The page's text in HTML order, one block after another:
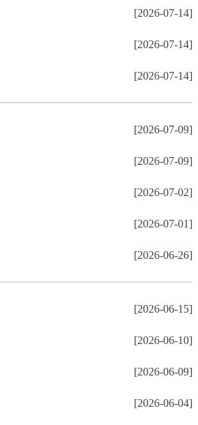
[2026-07-14]
[2026-07-14]
[2026-07-14]
[2026-07-09]
[2026-07-09]
[2026-07-02]
[2026-07-01]
[2026-06-26]
[2026-06-15]
[2026-06-10]
[2026-06-09]
[2026-06-04]